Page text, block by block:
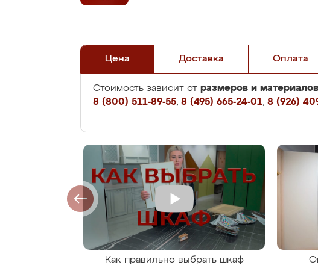
Цена Доставка Оплата
Стоимость зависит от размеров и материалов
8 (800) 511-89-55, 8 (495) 665-24-01, 8 (926)
Как правильно выбрать шкаф